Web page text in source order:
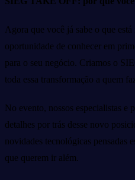
Agora que você já sabe o que
oportunidade de conhecer em
para o seu negócio. Criamos o
toda essa transformação a quem
No evento, nossos especialistas e
detalhes por trás desse novo
novidades tecnológicas pensadas
que querem ir além.